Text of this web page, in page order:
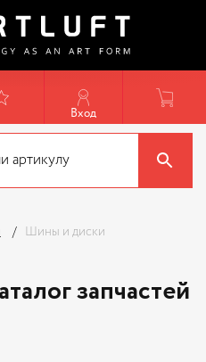
Вход
Шины и диски
запчастей